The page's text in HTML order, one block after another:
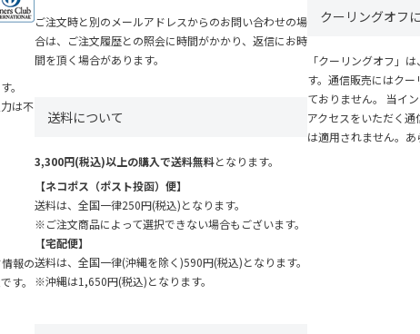
。
は不
報の
す。
ご注文時と別のメールアドレスからのお問い合わせの場
合は、ご注文履歴との照会に時間がかかり、返信にお時
間を頂く場合があります。
送料について
3,300円(税込)以上の購入で送料無料となります。
【ネコポス（ポスト投函）便】
送料は、全国一律250円(税込)となります。
※ご注文商品によって選択できない場合もございます。
【宅配便】
送料は、全国一律(沖縄を除く)590円(税込)となります。
※沖縄は1,650円(税込)となります。
クーリングオフ
「クーリングオフ」
す。通信販売にはク
ておりません。 当イ
アクセスをいただく
は適用されません。あ